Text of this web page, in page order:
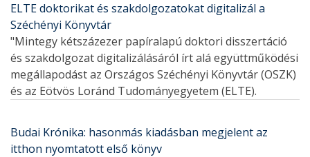
ELTE doktorikat és szakdolgozatokat digitalizál a
Széchényi Könyvtár
"Mintegy kétszázezer papíralapú doktori disszertáció
és szakdolgozat digitalizálásáról írt alá együttműködési
megállapodást az Országos Széchényi Könyvtár (OSZK)
és az Eötvös Loránd Tudományegyetem (ELTE).
Budai Krónika: hasonmás kiadásban megjelent az
itthon nyomtatott első könyv